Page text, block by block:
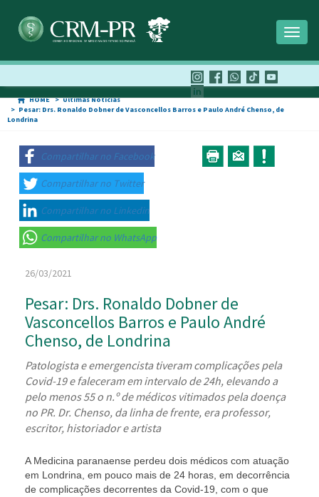
HOME
Últimas Notícias
Pesar: Drs. Ronaldo Dobner de Vasconcellos Barros e Paulo André Chenso, de
Londrina
Compartilhar no Facebook
Compartilhar no Twitter
Compartilhar no Linkedin
Compartilhar no WhatsApp
26/03/2021
Pesar: Drs. Ronaldo Dobner de
Vasconcellos Barros e Paulo André
Chenso, de Londrina
Patologista e emergencista tiveram complicações pela
Covid-19 e faleceram em intervalo de 24h, elevando a
pelo menos 55 o n.º de médicos vitimados pela doença
no PR. Dr. Chenso, da linha de frente, era professor,
escritor, historiador e artista
A Medicina paranaense perdeu dois médicos com atuação
em Londrina, em pouco mais de 24 horas, em decorrência
de complicações decorrentes da Covid-19, com o que